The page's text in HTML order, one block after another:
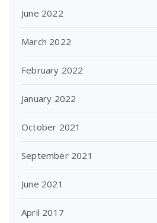
June 2022
March 2022
February 2022
January 2022
October 2021
September 2021
June 2021
April 2017